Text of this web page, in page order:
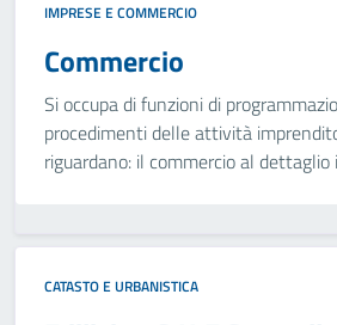
IMPRESE E COMMERCIO
Commercio
Si occupa di funzioni di
procedimenti delle attività
riguardano: il commercio al dettaglio
CATASTO E URBANISTICA